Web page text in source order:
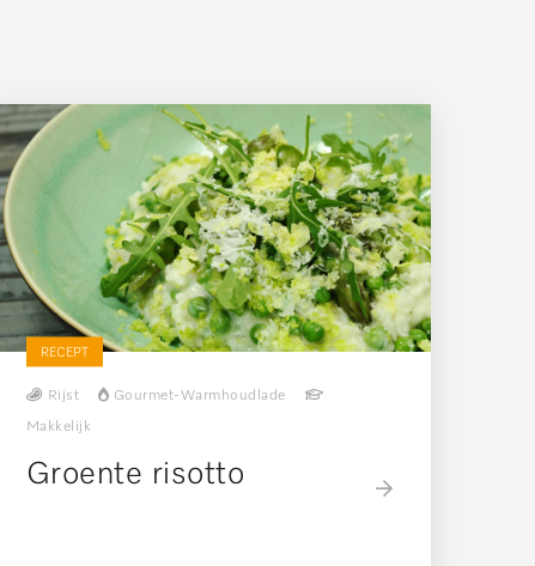
RECEPT
Rijst Gourmet-Warmhoudlade
Makkelijk
Groente risotto